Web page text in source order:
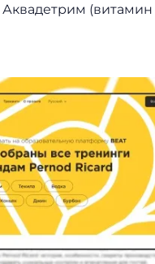
Аквадетрим (витамин